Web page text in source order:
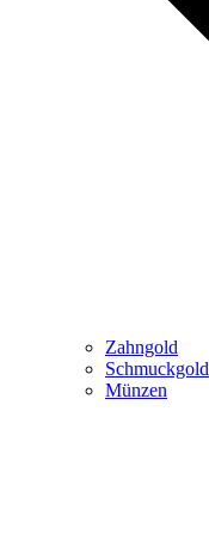
Zahngold
Schmuckgold
Münzen